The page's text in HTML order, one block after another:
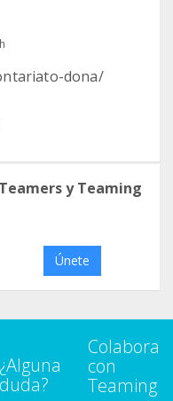
dona/
y Teaming
Únete
¿Alguna
duda?
Colabora
con
Teaming